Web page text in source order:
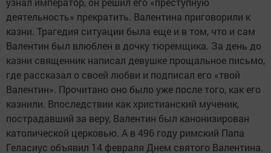
деятельность» прекратить. Валентина приговорили к
казни. Трагедия ситуации была еще и в том, что и сам
Валентин был влюблен в дочку тюремщика. За день до
казни священник написал девушке прощальное письмо,
где рассказал о своей любви и подписал его «твой
Валентин». Прочитано оно было уже после того, как его
казнили. Впоследствии как христианский мученик,
пострадавший за веру, Валентин был канонизирован
католической церковью. А в 496 году римский Папа
Геласиус объявил 14 февраля Днем святого Валентина.